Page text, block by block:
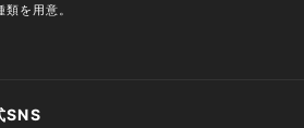
を用意。
SNS